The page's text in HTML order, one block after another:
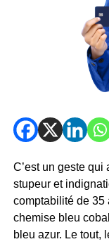
C’est un geste
stupeur et
comptabilité de 35
chemise bleu
bleu azur. Le tout,